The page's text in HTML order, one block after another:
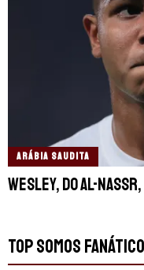
ARÁBIA SAUDITA
Wesley, do Al-
TOP SOMOS